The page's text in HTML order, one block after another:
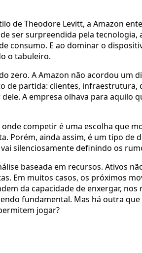
de Theodore Levitt, a Amazon
ser surpreendida pela
consumo. E ao dominar o
o tabuleiro.
zero. A Amazon não acordou
partida: clientes,
A empresa olhava para
competir é uma escolha que
ainda assim, é um tipo de
silenciosamente definindo os
baseada em recursos. Ativos
Em muitos casos, os próximos
da capacidade de enxergar,
fundamental. Mas há outra
jogar?